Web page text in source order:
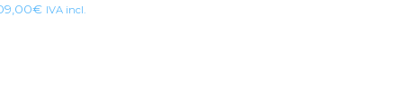
€ IVA incl.